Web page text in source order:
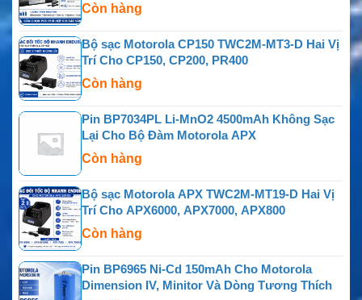
Còn hàng
Bộ sạc Motorola CP150 TWC2M-MT3-D Hai Vị
Trí Cho CP150, CP200, PR400
Còn hàng
Pin BP7034PL Li-MnO2 4500mAh Không Sạc
Lại Cho Bộ Đàm Motorola APX
Còn hàng
Bộ sạc Motorola APX TWC2M-MT19-D Hai Vị
Trí Cho APX6000, APX7000, APX800
Còn hàng
Pin BP6965 Ni-Cd 150mAh Cho Motorola
Dimension IV, Minitor Và Dòng Tương Thích